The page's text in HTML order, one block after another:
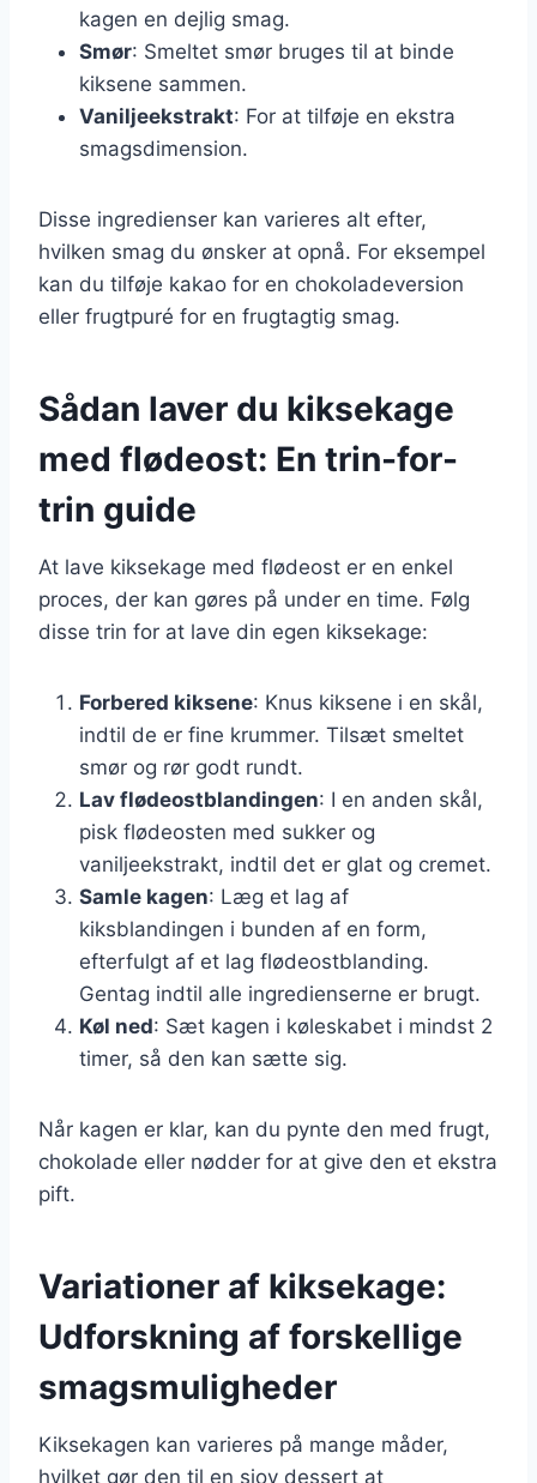
kagen en dejlig smag.
Smør: Smeltet smør bruges til at binde
kiksene sammen.
Vaniljeekstrakt: For at tilføje en ekstra
smagsdimension.
Disse ingredienser kan varieres alt efter,
hvilken smag du ønsker at opnå. For eksempel
kan du tilføje kakao for en chokoladeversion
eller frugtpuré for en frugtagtig smag.
Sådan laver du kiksekage
med flødeost: En trin-for-
trin guide
At lave kiksekage med flødeost er en enkel
proces, der kan gøres på under en time. Følg
disse trin for at lave din egen kiksekage:
Forbered kiksene: Knus kiksene i en skål,
indtil de er fine krummer. Tilsæt smeltet
smør og rør godt rundt.
Lav flødeostblandingen: I en anden skål,
pisk flødeosten med sukker og
vaniljeekstrakt, indtil det er glat og cremet.
Samle kagen: Læg et lag af
kiksblandingen i bunden af en form,
efterfulgt af et lag flødeostblanding.
Gentag indtil alle ingredienserne er brugt.
Køl ned: Sæt kagen i køleskabet i mindst 2
timer, så den kan sætte sig.
Når kagen er klar, kan du pynte den med frugt,
chokolade eller nødder for at give den et ekstra
pift.
Variationer af kiksekage:
Udforskning af forskellige
smagsmuligheder
Kiksekagen kan varieres på mange måder,
hvilket gør den til en sjov dessert at